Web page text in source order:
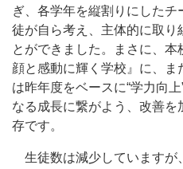
ぎ、各学年を縦割りにした
徒が自ら考え、主体的に取り
とができました。まさに、
顔と感動に輝く学校』に、
は昨年度をベースに“学力向
なる成長に繋がよう、改善
存です。
生徒数は減少していますが